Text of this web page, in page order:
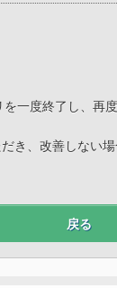
一度終了し、再
き、改善しない
戻る